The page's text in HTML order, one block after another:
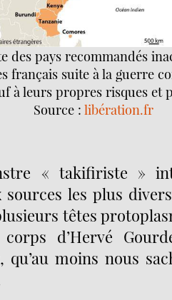
des pays recommandés
français suite à la guerre
à leurs propres risques et
Source :libération.fr
« takifiriste »
les plus
têtes
d’Hervé
qu’au moins nous